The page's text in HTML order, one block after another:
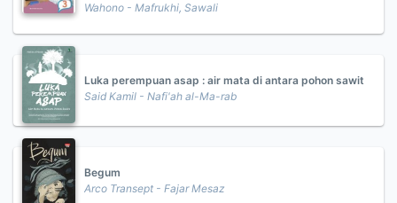
Wahono - Mafrukhi, Sawali
Luka perempuan asap : air mata di antara pohon sawit
Said Kamil - Nafi'ah al-Ma-rab
Begum
Arco Transept - Fajar Mesaz